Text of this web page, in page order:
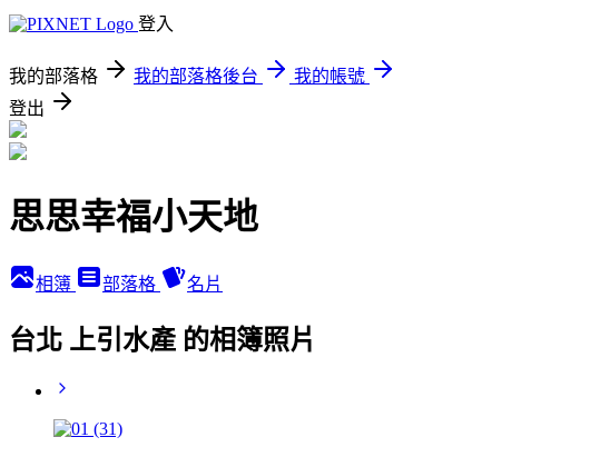
登入
我的部落格 我的部落格後台
我的帳號
登出
思思幸福小天地
相簿 部落格 名片
台北 上引水產 的相簿照片